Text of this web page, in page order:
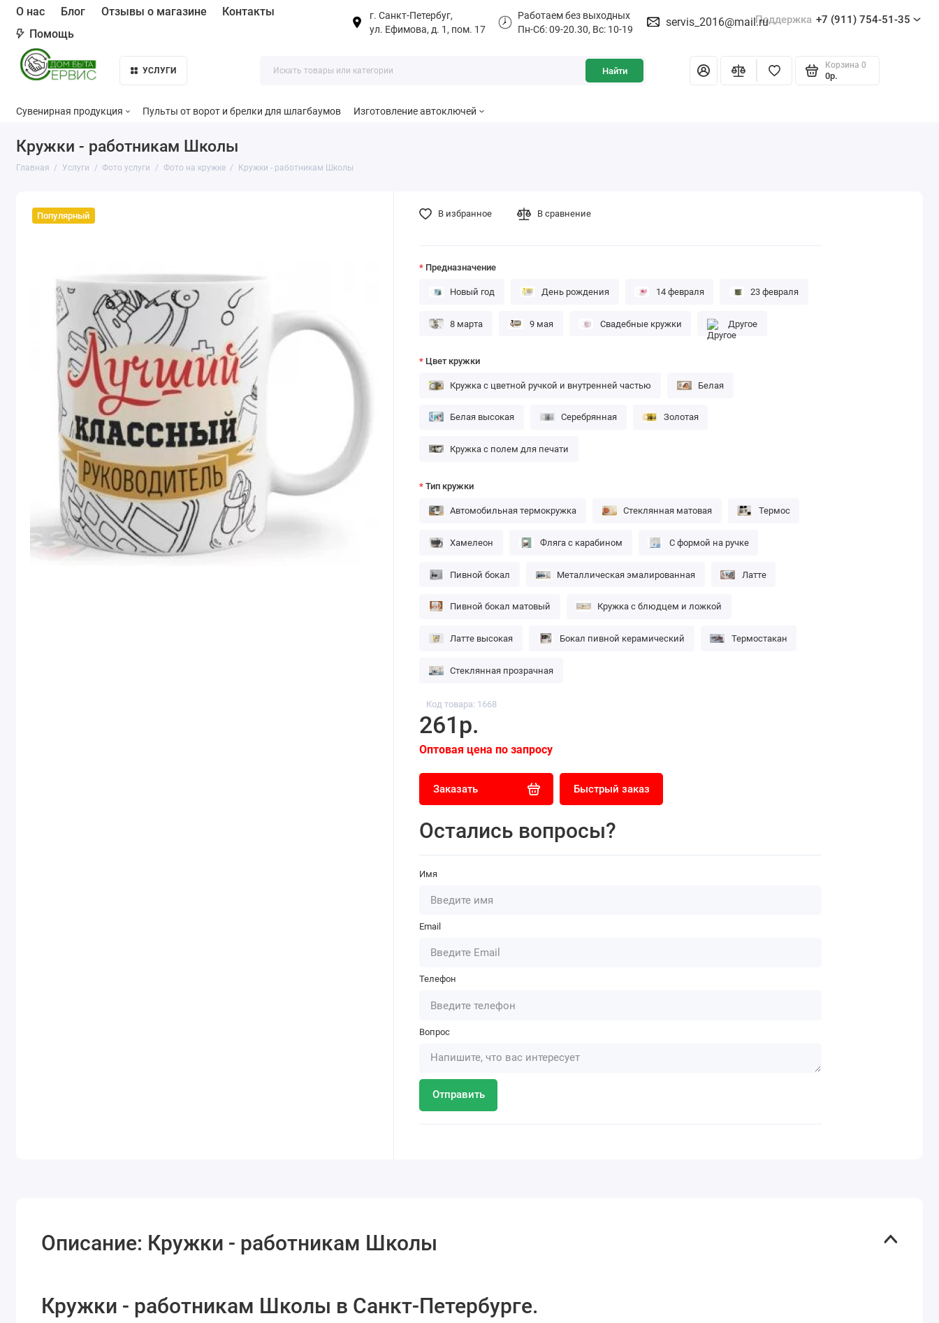
О нас Блог Отзывы о магазине
Контакты
Помощь
г. Санкт-Петербуг,
ул. Ефимова, д. 1, пом. 17
Работаем без выходных
Пн-Сб: 09-20.30, Вс: 10-19
servis_2016@mail.ruПоддержка +7 (911) 754-51-35
УСЛУГИ Найти
Корзина 0
0р.
Сувенирная продукция Пульты от ворот и брелки для шлагбаумов Изготовление автоключей
Кружки - работникам Школы
Главная Услуги Фото услуги Фото на кружке Кружки - работникам Школы
Популярный
Код товара: 1668
261р.
Оптовая цена по запросу
Заказать Быстрый заказ
Остались вопросы?
Имя
Email
Телефон
Вопрос
Отправить
В избранное В сравнение
Предназначение
Новый год День рождения 14 февраля 23 февраля
8 марта 9 мая Свадебные кружки Другое
Цвет кружки
Кружка с цветной ручкой и внутренней частью Белая
Белая высокая Серебрянная Золотая
Кружка с полем для печати
Тип кружки
Автомобильная термокружка Стеклянная матовая Термос
Хамелеон Фляга с карабином С формой на ручке
Пивной бокал Металлическая эмалированная Латте
Пивной бокал матовый Кружка с блюдцем и ложкой
Латте высокая Бокал пивной керамический Термостакан
Стеклянная прозрачная
Описание: Кружки - работникам Школы
Кружки - работникам Школы в Санкт-Петербурге.